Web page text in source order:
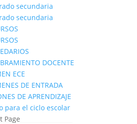
secundaria
secundaria
DOCENTE
ECE
DE ENTRADA
DE APRENDIZAJE
para el ciclo escolar
Page